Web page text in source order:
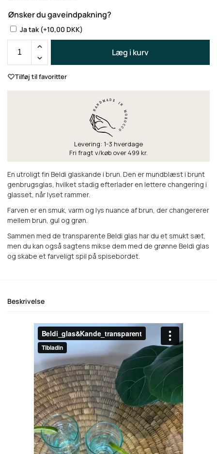
Ønsker du gaveindpakning?
Ja tak (+10,00 DKK)
Læg i kurv
Tilføj til favoritter
Levering: 1-3 hverdage
Fri fragt v/køb over 499 kr.
En utroligt fin Beldi glaskande i brun. Den er mundblæst i brunt
genbrugsglas, hvilket stadig efterlader en lettere changering i
glasset, når lyset rammer.
Farven er en smuk, varm og lys nuance af brun, der changererer
mellem brun, gul og grøn.
Sammen med de transparente Beldi glas har du et smukt sæt,
men du kan også sagtens mikse dem med de grønne Beldi glas
og skabe et farveligt spil på spisebordet.
Beskrivelse